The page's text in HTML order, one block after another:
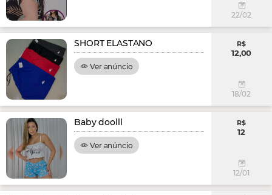
22/02
SHORT ELASTANO
Ver anúncio
R$
12,00
18/02
Baby doolll
Ver anúncio
R$
12
12/01